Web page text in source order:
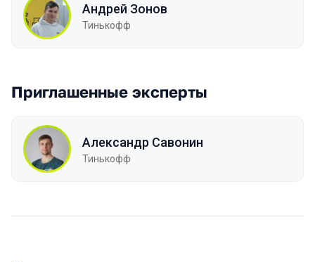
Андрей Зонов
Тинькофф
Приглашенные эксперты
Александр Савонин
Тинькофф